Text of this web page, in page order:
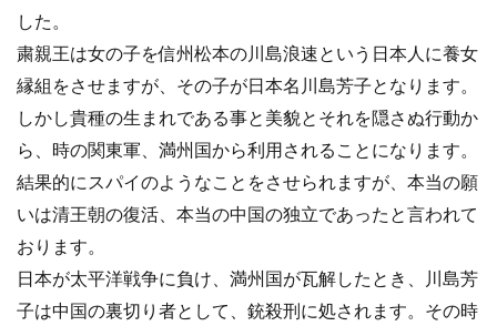
した。
粛親王は女の子を信州松本の川島浪速という日本人に養女
縁組をさせますが、その子が日本名川島芳子となります。
しかし貴種の生まれである事と美貌とそれを隠さぬ行動か
ら、時の関東軍、満州国から利用されることになります。
結果的にスパイのようなことをさせられますが、本当の願
いは清王朝の復活、本当の中国の独立であったと言われて
おります。
日本が太平洋戦争に負け、満州国が瓦解したとき、川島芳
子は中国の裏切り者として、銃殺刑に処されます。その時